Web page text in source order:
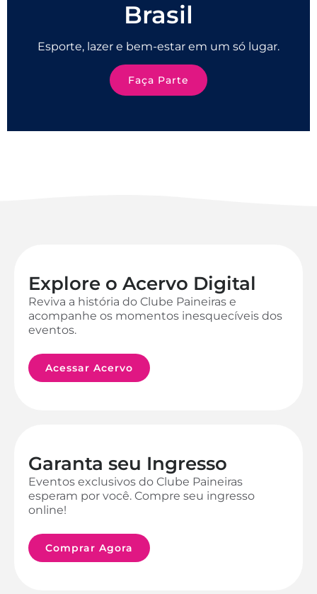
Brasil
Esporte, lazer e bem-estar em um só lugar.
Faça Parte
Explore o Acervo Digital
Reviva a história do Clube Paineiras e
acompanhe os momentos inesquecíveis dos
eventos.
Acessar Acervo
Garanta seu Ingresso
Eventos exclusivos do Clube Paineiras
esperam por você. Compre seu ingresso
online!
Comprar Agora